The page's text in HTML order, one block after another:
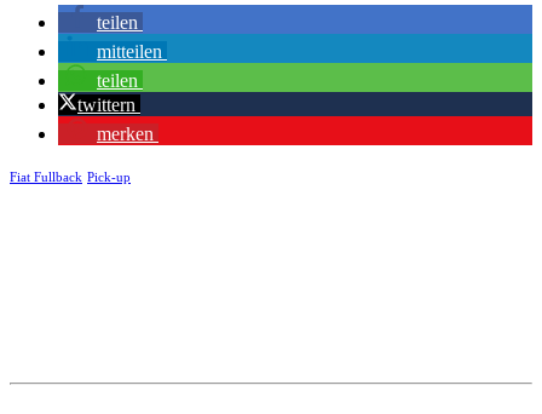
teilen
mitteilen
teilen
twittern
merken
Fiat Fullback Pick-up